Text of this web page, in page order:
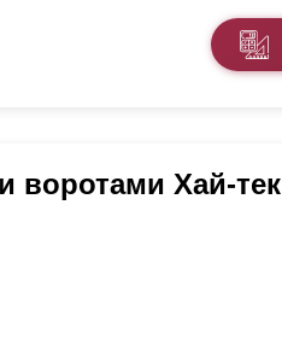
воротами Хай-тек